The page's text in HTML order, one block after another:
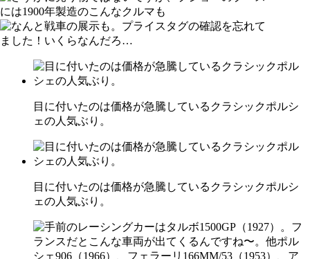
目に付いたのは価格が急騰しているクラシックポルシ
ェの人気ぶり。
目に付いたのは価格が急騰しているクラシックポルシ
ェの人気ぶり。